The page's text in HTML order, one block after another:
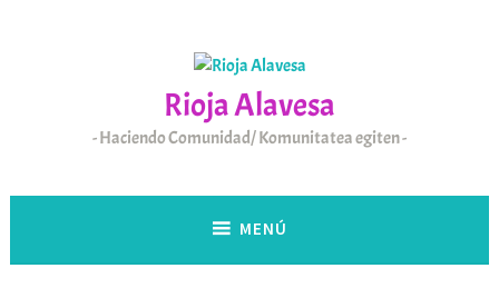
Rioja Alavesa
Haciendo Comunidad/ Komunitatea egiten
MENÚ